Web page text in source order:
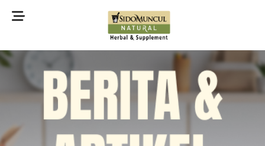
©2022 Sidomuncul Natural All right reserved